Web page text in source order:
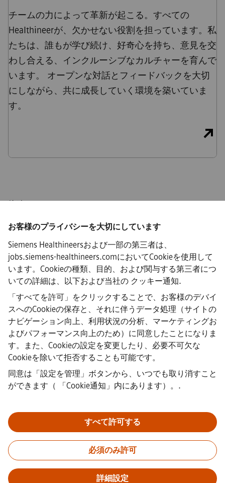
お客様のプライバシーを大切にしています
Siemens Healthineersおよび一部の第三者は、
jobs.siemens-healthineers.comにおいてCookieを使用して
います。Cookieの種類、目的、および関与する第三者につ
いての詳細は、以下および当社の クッキー通知.
「すべてを許可」をクリックすることで、お客様のデバイ
スへのCookieの保存と、それに伴うデータ処理（サイトの
ナビゲーション向上、利用状況の分析、マーケティングお
よびパフォーマンス向上のため）に同意したことになりま
す。また、Cookieの設定を変更したり、必要不可欠な
Cookieを除いて拒否することも可能です。
同意は「設定を管理」ボタンから、いつでも取り消すこと
ができます（
「Cookie通知」内にあります）。 .
すべて許可する
必須のみ許可
詳細設定
チームの力によって革新が起こる。すべての
Healthineerが、欠かせない役割を担っています。私
たちは、誰もが学び続け、好奇心を持ち、意見を交
わし合える、インクルーシブなカルチャーを育んで
います。 オープンな対話とフィードバックを大切
にしながら、共に成長していく環境を築いていま
す。
Siemens Healthineers AG © 2026
よくある質問
·
企業情報
·
プライバシー通知
·
クッキーノーティス
·
利用規約
デジタルID
重要なお知らせ：
採用をご希望の皆様へ：シーメンスでは、応募
と引き換えに銀行情報や個人の財務情報を求めることもありませ
ん。同様に、シーメンスの採用担当者から送られたように見える
メールの添付ファイルは、実際に弊社の担当者からの連絡である